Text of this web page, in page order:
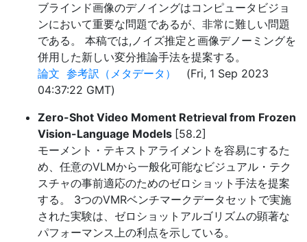
ブラインド画像のデノイングはコンピュータビジョ
ンにおいて重要な問題であるが、非常に難しい問題
である。 本稿では,ノイズ推定と画像デノーミングを
併用した新しい変分推論手法を提案する。
論文 参考訳（メタデータ）
(Fri, 1 Sep 2023
04:37:22 GMT)
Zero-Shot Video Moment Retrieval from Frozen
Vision-Language Models [58.2]
モーメント・テキストアライメントを容易にするた
め、任意のVLMから一般化可能なビジュアル・テク
スチャの事前適応のためのゼロショット手法を提案
する。 3つのVMRベンチマークデータセットで実施
された実験は、ゼロショットアルゴリズムの顕著な
パフォーマンス上の利点を示している。